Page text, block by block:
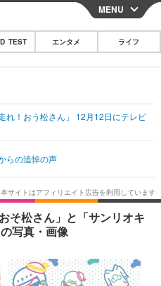
CLOSE
韓国・芸能
スポーツ
その他
グルメ
ショッピング
MENU
TEST エンタメ ライフ
れ！おう松さん」 12月12日にテレビ
らの追悼の声
そ松さん」と「サンリオキ
写真・画像